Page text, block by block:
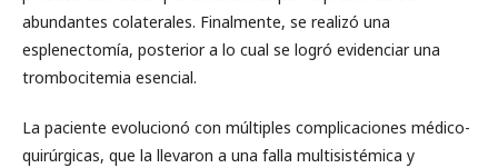
abundantes colaterales. Finalmente, se realizó una
esplenectomía, posterior a lo cual se logró evidenciar una
trombocitemia esencial.
La paciente evolucionó con múltiples complicaciones médico-
quirúrgicas, que la llevaron a una falla multisistémica y